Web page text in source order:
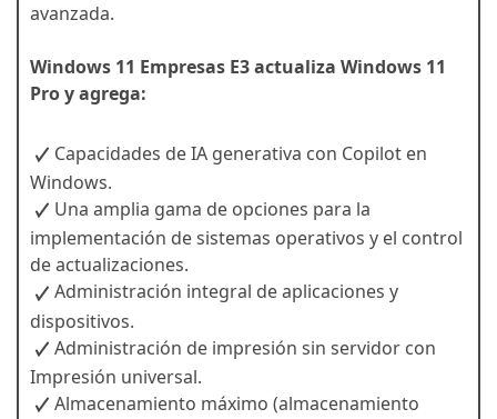
avanzada.
Windows 11 Empresas E3 actualiza Windows 11
Pro y agrega:
Capacidades de IA generativa con Copilot en
Windows.
Una amplia gama de opciones para la
implementación de sistemas operativos y el control
de actualizaciones.
Administración integral de aplicaciones y
dispositivos.
Administración de impresión sin servidor con
Impresión universal.
Almacenamiento máximo (almacenamiento